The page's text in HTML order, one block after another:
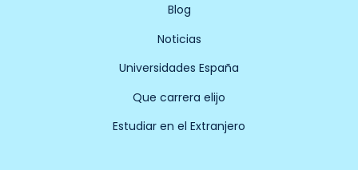
o
f
w
i
t
t
r
u
b
e
Blog
Noticias
Universidades España
Que carrera elijo
Estudiar en el Extranjero